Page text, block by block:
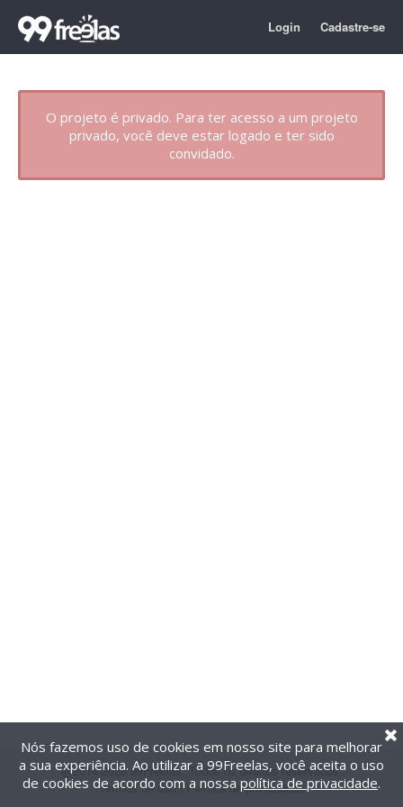
Login Cadastre-se
O projeto é privado. Para ter acesso a um projeto
privado, você deve estar logado e ter sido
convidado.
@2014-2026 99Freelas. Todos os direitos reservados.
Termos de uso| Política de privacidade
Nós fazemos uso de cookies em nosso site para melhorar
a sua experiência. Ao utilizar a 99Freelas, você aceita o uso
de cookies de acordo com a nossa política de privacidade.